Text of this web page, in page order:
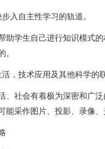
入自主性学习的轨道。
助学生自己进行知识模式
。
，技术应用及其他科学的
、社会有着极为深密和广
能采作图片、投影、录像、